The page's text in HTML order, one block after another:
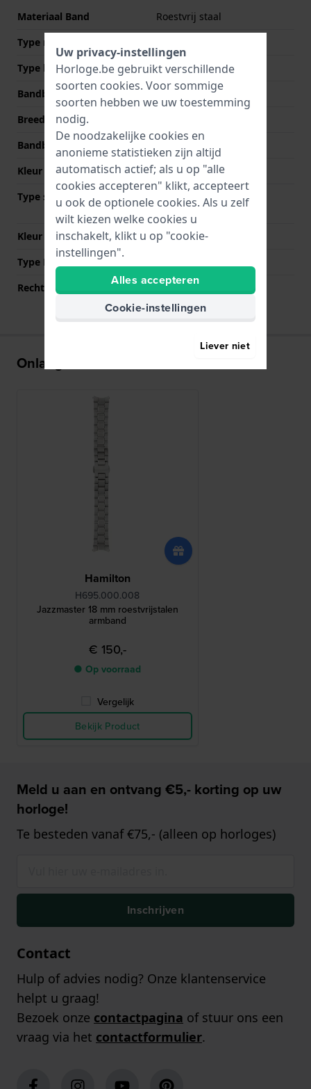
Materiaal Band
Roestvrij staal
Type materiaal
Type band
Schakelband
Bandbreedte
18 mm
Breedte bandaanzet
Bandbreedte bij sluiting
Kleur Band
Zilver
Type sluiting
Vlindersluiting met
drukknoppen
Kleur sluiting
Zilver
Type Bevestiging
Rechte aanzet
Nee
Onlangs bekeken
Hamilton
H695.000.008
Jazzmaster 18 mm roestvrijstalen
armband
€ 150,-
● Op voorraad
Vergelijk
Bekijk Product
Meld u aan en ontvang €5,- korting op uw
horloge!
Te besteden vanaf €75,- (alleen op horloges)
Inschrijven
Contact
Hulp of advies nodig? Onze klantenservice
helpt u graag!
Bezoek onze contactpagina of stuur ons een
vraag via het contactformulier.
Uw privacy-instellingen
Horloge.be gebruikt verschillende
soorten cookies. Voor sommige
soorten hebben we uw toestemming
nodig.
De noodzakelijke cookies en
anonieme statistieken zijn altijd
automatisch actief; als u op "alle
cookies accepteren" klikt, accepteert
u ook de optionele cookies. Als u zelf
wilt kiezen welke cookies u
inschakelt, klikt u op "cookie-
instellingen".
Alles accepteren
Cookie-instellingen
Liever niet